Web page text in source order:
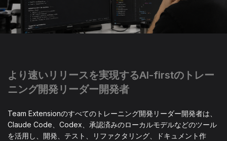
より速いリリースを実現するAI-firstのトレー
ニング開発リーダー開発者
Team Extensionのすべてのトレーニング開発リーダー開発者は、
Claude Code、Codex、承認済みのローカルモデルなどのツール
を活用し、開発、テスト、リファクタリング、ドキュメント作